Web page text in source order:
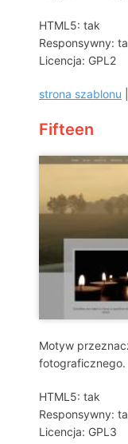
HTML5: tak
Responsywny:
Licencja: GPL2
strona szablonu
Fifteen
Motyw
fotograficznego.
HTML5: tak
Responsywny:
Licencja: GPL3